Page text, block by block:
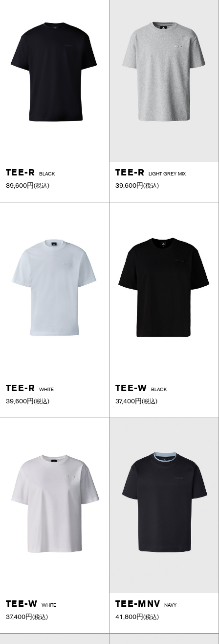
TEE-R BLACK
39,600円(税込)
TEE-R LIGHT GREY MIX
39,600円(税込)
TEE-R WHITE
39,600円(税込)
TEE-W BLACK
37,400円(税込)
TEE-W WHITE
37,400円(税込)
TEE-MNV NAVY
41,800円(税込)